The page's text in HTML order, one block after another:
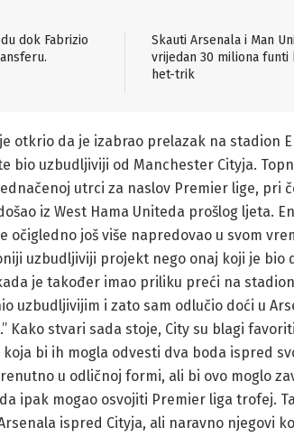
dok Fabrizio
Skauti Arsenala i Man
vrijedan 30 miliona funti
het-trik
je otkrio da je izabrao prelazak na stadion
bio uzbudljiviji od Manchester Cityja.
utrci za naslov Premier lige, pri
iz West Hama Uniteda prošlog ljeta.
očigledno još više napredovao u svom
uzbudljiviji projekt nego onaj koji je bio
je također imao priliku preći na
uzbudljivijim i zato sam odlučio doći u
Kako stvari sada stoje, City su blagi
bi ih mogla odvesti dva boda ispred
u odličnoj formi, ali bi ovo moglo
ipak mogao osvojiti Premier liga trofej.
ispred Cityja, ali naravno njegovi